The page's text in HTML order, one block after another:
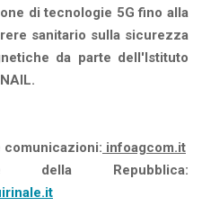
di tecnologie 5G fino alla
sanitario sulla sicurezza
da parte dell'Istituto
comunicazioni: infoagcom.it
Repubblica: